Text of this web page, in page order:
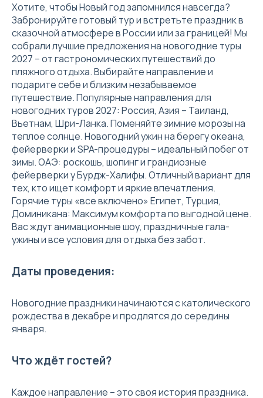
Хотите, чтобы Новый год запомнился навсегда?
Забронируйте готовый тур и встретьте праздник в
сказочной атмосфере в России или за границей! Мы
собрали лучшие предложения на новогодние туры
2027 – от гастрономических путешествий до
пляжного отдыха. Выбирайте направление и
подарите себе и близким незабываемое
путешествие. Популярные направления для
новогодних туров 2027: Россия, Азия – Таиланд,
Вьетнам, Шри-Ланка. Поменяйте зимние морозы на
теплое солнце. Новогодний ужин на берегу океана,
фейерверки и SPA-процедуры – идеальный побег от
зимы. ОАЭ: роскошь, шопинг и грандиозные
фейерверки у Бурдж-Халифы. Отличный вариант для
тех, кто ищет комфорт и яркие впечатления.
Горячие туры «все включено» Египет, Турция,
Доминикана: Максимум комфорта по выгодной цене.
Вас ждут анимационные шоу, праздничные гала-
ужины и все условия для отдыха без забот.
Даты проведения:
Новогодние праздники начинаются с католического
рождества в декабре и продлятся до середины
января.
Что ждёт гостей?
Каждое направление – это своя история праздника.